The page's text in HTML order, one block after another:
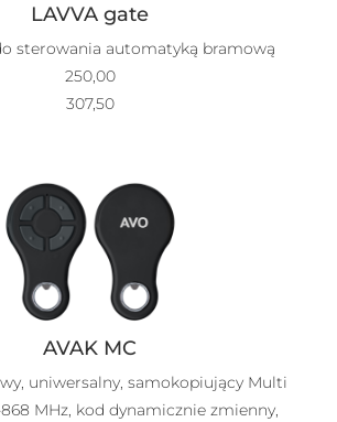
LAVVA gate
sterowania automatyką bramową
250,00
307,50
AVAK MC
uniwersalny, samokopiujący Multi
868 MHz, kod dynamicznie zmienny,